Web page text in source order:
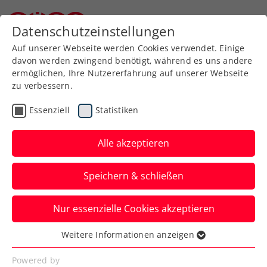
Zurück zur Newsübersicht
Turniere
Generali Open Kitzbühel:
Tenniseuphorie und
italienischer Champion
Publikumsliebling Matteo Berrettini krönt
sich zum Sieger des diesjährigen ATP-
250-Turniers in Tirol.
Verfasst von: Presseaussendung / Redaktion, 27.07.2024
Datenschutzeinstellungen
Auf unserer Webseite werden Cookies verwendet. Einige
davon werden zwingend benötigt, während es uns andere
ermöglichen, Ihre Nutzererfahrung auf unserer Webseite
zu verbessern.
Essenziell Statistiken
Alle akzeptieren
Speichern & schließen
Nur essenzielle Cookies akzeptieren
Essenziell
Essenzielle Cookies werden für grundlegende
Weitere Informationen anzeigen
Powered by